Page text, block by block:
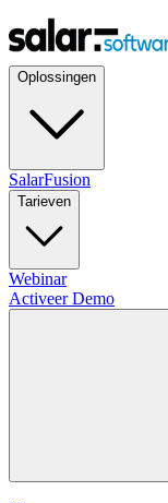
Oplossingen
SalarFusion
Tarieven
Webinar
Activeer Demo